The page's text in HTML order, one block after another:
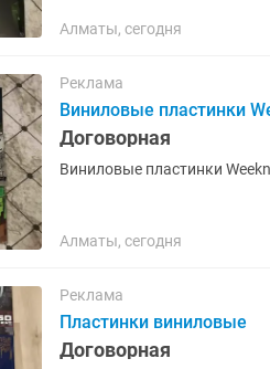
Алматы, сегодня
Реклама
Виниловые пластинки
Договорная
Виниловые пластинки
Алматы, сегодня
Реклама
Пластинки виниловые
Договорная